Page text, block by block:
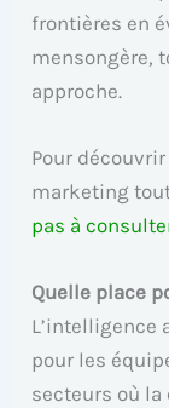
frontières en
mensongère,
approche.
Pour
marketing
pas à
Quelle place
pour les
secteurs où la